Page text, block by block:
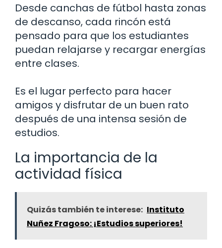
Desde canchas de fútbol hasta zonas
de descanso, cada rincón está
pensado para que los estudiantes
puedan relajarse y recargar energías
entre clases.
Es el lugar perfecto para hacer
amigos y disfrutar de un buen rato
después de una intensa sesión de
estudios.
La importancia de la
actividad física
Quizás también te interese: Instituto
Nuñez Fragoso: ¡Estudios superiores!